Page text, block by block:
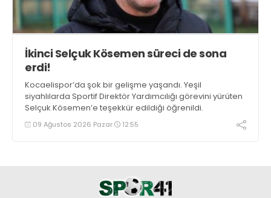
İkinci Selçuk Kösemen süreci de sona
erdi!
Kocaelispor’da şok bir gelişme yaşandı. Yeşil
siyahlılarda Sportif Direktör Yardımcılığı görevini yürüten
Selçuk Kösemen’e teşekkür edildiği öğrenildi.
09 Ağustos 2026 Pazar 12:55